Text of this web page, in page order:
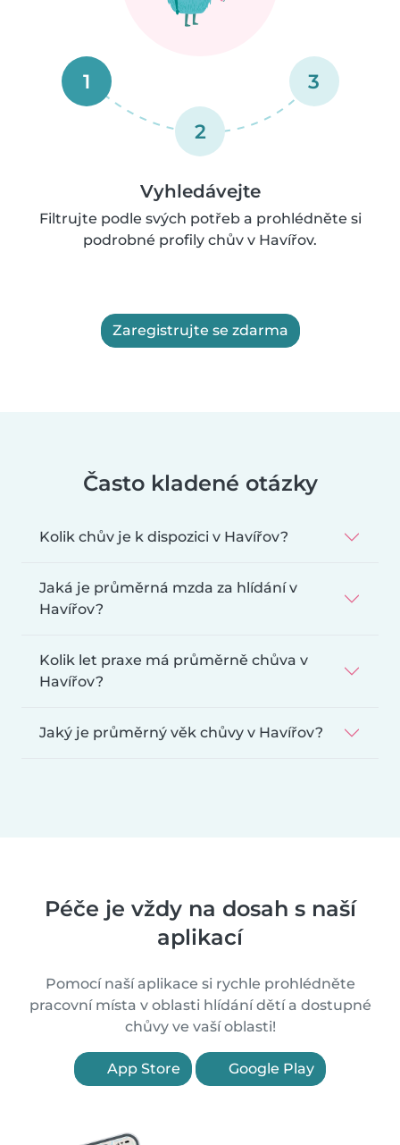
1
2
3
Vyhledávejte
Filtrujte podle svých potřeb a prohlédněte si
podrobné profily chův v Havířov.
Zaregistrujte se zdarma
Často kladené otázky
Kolik chův je k dispozici v Havířov?
Jaká je průměrná mzda za hlídání v
Havířov?
Kolik let praxe má průměrně chůva v
Havířov?
Jaký je průměrný věk chůvy v Havířov?
Péče je vždy na dosah s naší
aplikací
Pomocí naší aplikace si rychle prohlédněte
pracovní místa v oblasti hlídání dětí a dostupné
chůvy ve vaší oblasti!
App Store Google Play